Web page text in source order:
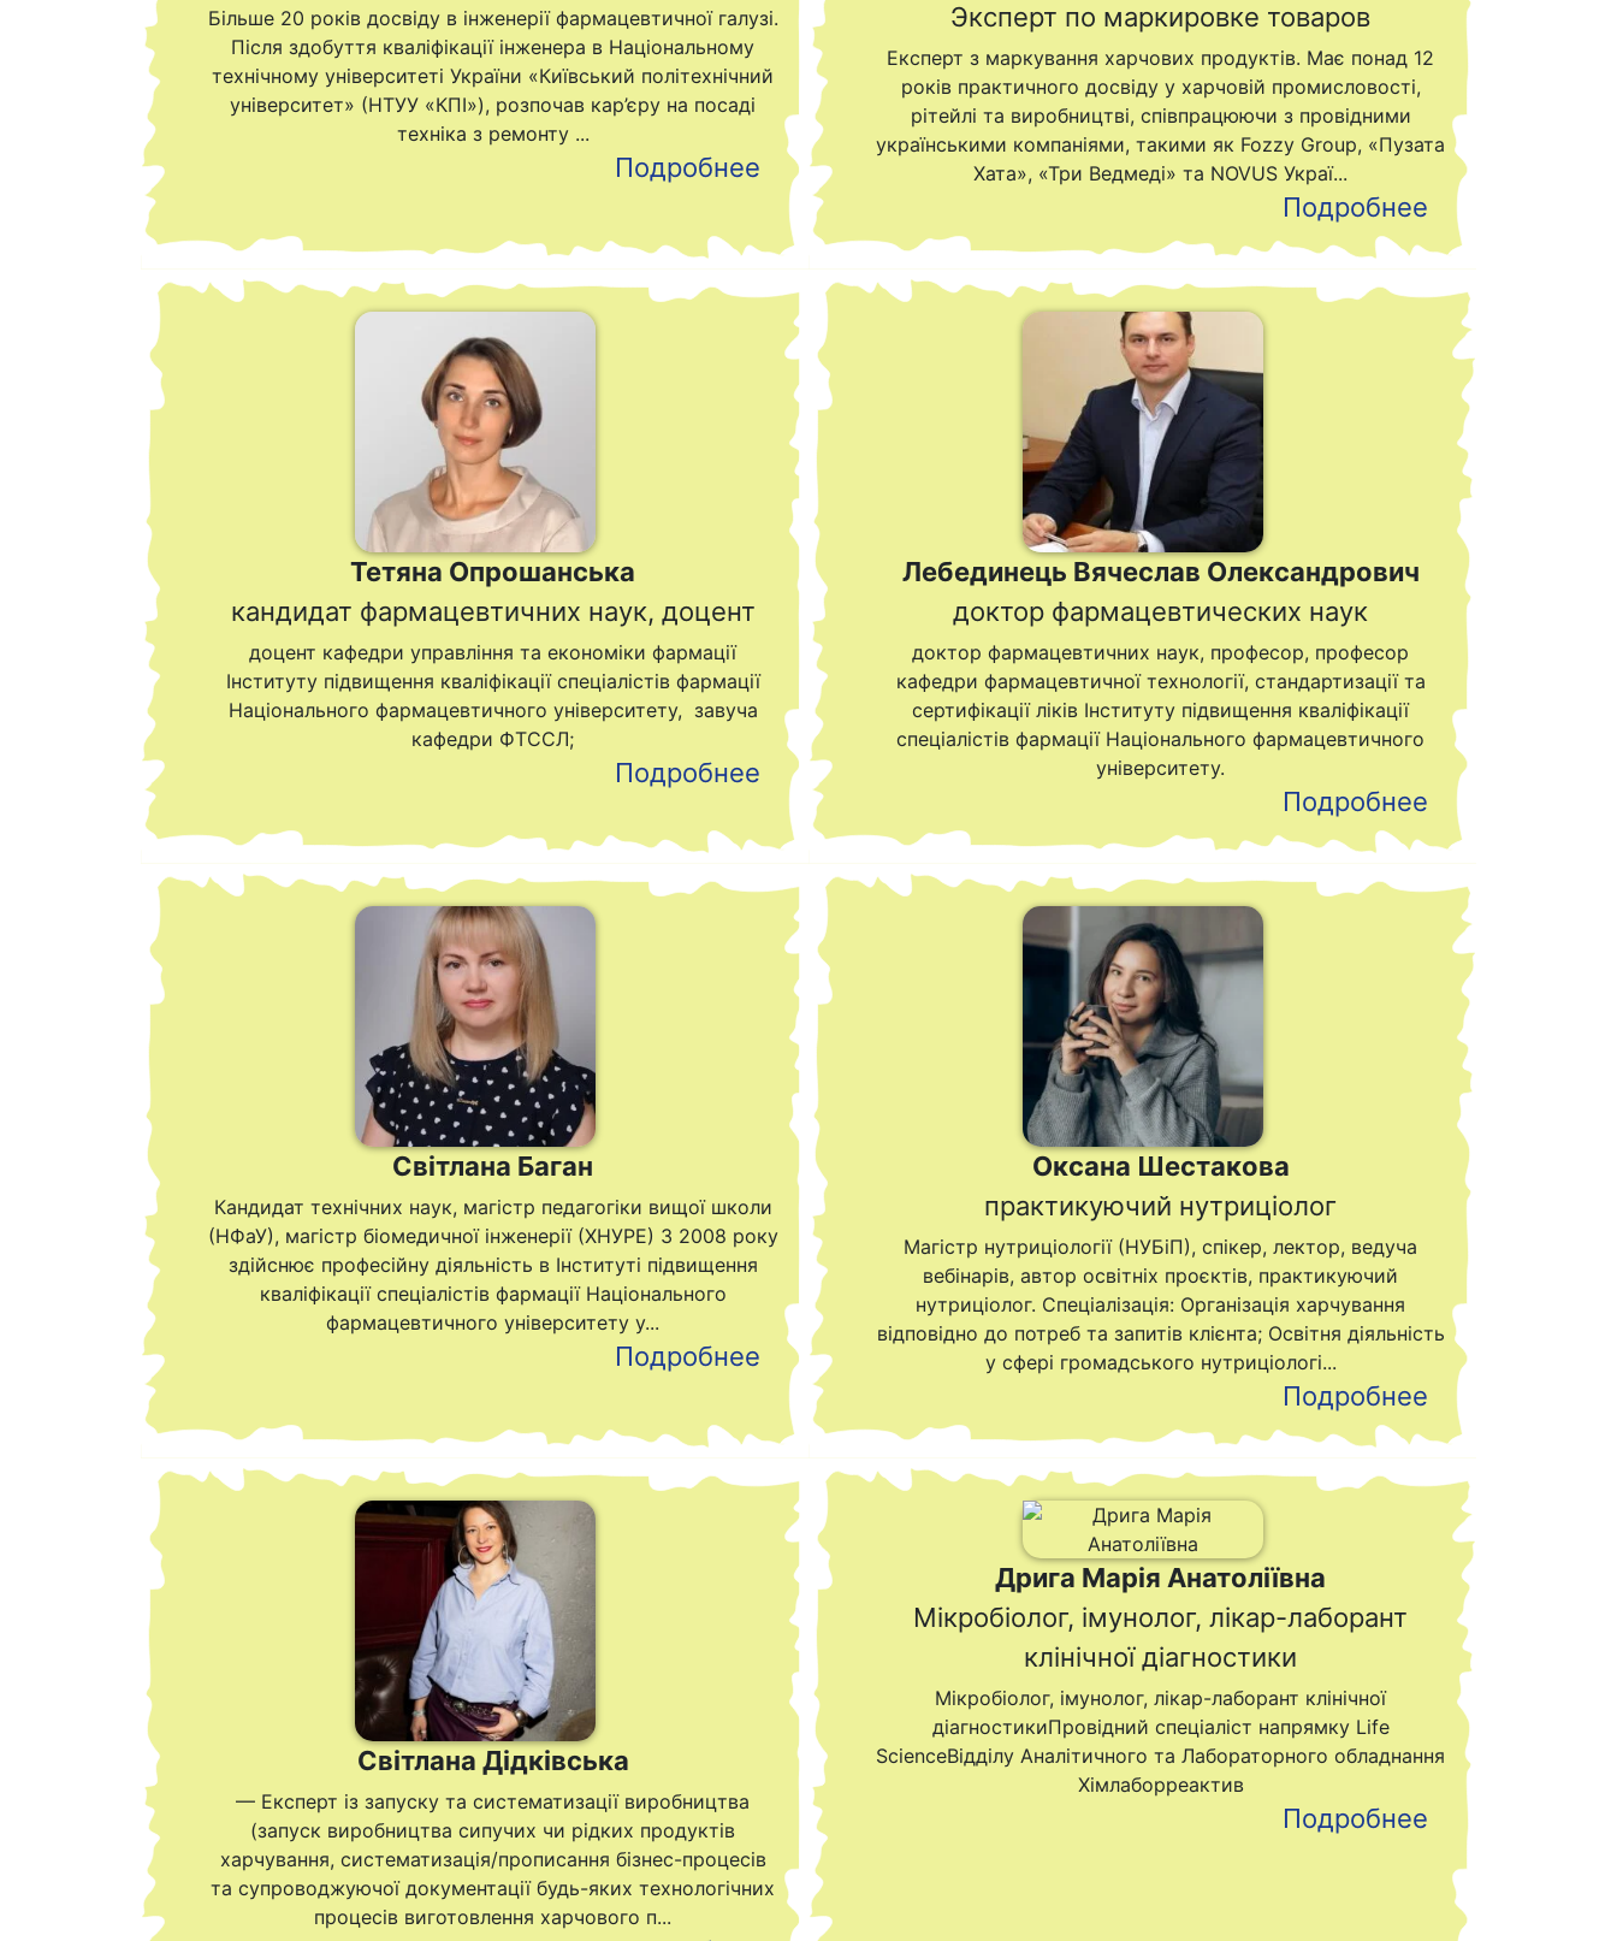
Більше 20 років досвіду в інженерії фармацевтичної галузі.
Після здобуття кваліфікації інженера в Національному
технічному університеті України «Київський політехнічний
університет» (НТУУ «КПІ»), розпочав кар’єру на посаді
техніка з ремонту ...
Подробнее
Эксперт по маркировке товаров
Експерт з маркування харчових продуктів. Має понад 12
років практичного досвіду у харчовій промисловості,
рітейлі та виробництві, співпрацюючи з провідними
українськими компаніями, такими як Fozzy Group, «Пузата
Хата», «Три Ведмеді» та NOVUS Украї...
Подробнее
Тетяна Опрошанська
кандидат фармацевтичних наук, доцент
доцент кафедри управління та економіки фармації
Інституту підвищення кваліфікації спеціалістів фармації
Національного фармацевтичного університету, завуча
кафедри ФТССЛ;
Подробнее
Лебединець Вячеслав Олександрович
доктор фармацевтических наук
доктор фармацевтичних наук, професор, професор
кафедри фармацевтичної технології, стандартизації та
сертифікації ліків Інституту підвищення кваліфікації
спеціалістів фармації Національного фармацевтичного
університету.
Подробнее
Світлана Баган
Кандидат технічних наук, магістр педагогіки вищої школи
(НФаУ), магістр біомедичної інженерії (ХНУРЕ) З 2008 року
здійснює професійну діяльність в Інституті підвищення
кваліфікації спеціалістів фармації Національного
фармацевтичного університету у...
Подробнее
Оксана Шестакова
практикуючий нутриціолог
Магістр нутриціології (НУБіП), спікер, лектор, ведуча
вебінарів, автор освітніх проєктів, практикуючий
нутриціолог. Спеціалізація: Організація харчування
відповідно до потреб та запитів клієнта; Освітня діяльність
у сфері громадського нутриціологі...
Подробнее
Світлана Дідківська
— Експерт із запуску та систематизації виробництва
(запуск виробництва сипучих чи рідких продуктів
харчування, систематизація/прописання бізнес-процесів
та супроводжуючої документації будь-яких технологічних
процесів виготовлення харчового п...
Дрига Марія Анатоліївна
Мікробіолог, імунолог, лікар-лаборант
клінічної діагностики
Мікробіолог, імунолог, лікар-лаборант клінічної
діагностикиПровідний спеціаліст напрямку Life
ScienceВідділу Аналітичного та Лабораторного обладнання
Хімлаборреактив
Подробнее